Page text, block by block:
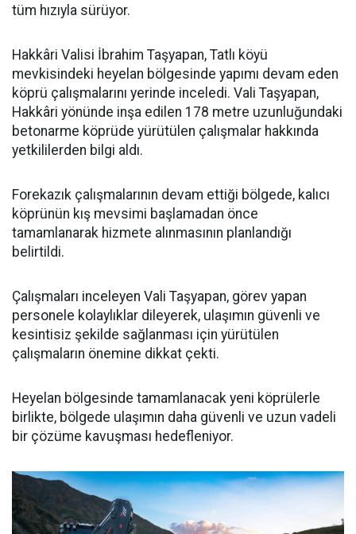
tüm hızıyla sürüyor.
Hakkâri Valisi İbrahim Taşyapan, Tatlı köyü
mevkisindeki heyelan bölgesinde yapımı devam eden
köprü çalışmalarını yerinde inceledi. Vali Taşyapan,
Hakkâri yönünde inşa edilen 178 metre uzunluğundaki
betonarme köprüde yürütülen çalışmalar hakkında
yetkililerden bilgi aldı.
Forekazık çalışmalarının devam ettiği bölgede, kalıcı
köprünün kış mevsimi başlamadan önce
tamamlanarak hizmete alınmasının planlandığı
belirtildi.
Çalışmaları inceleyen Vali Taşyapan, görev yapan
personele kolaylıklar dileyerek, ulaşımın güvenli ve
kesintisiz şekilde sağlanması için yürütülen
çalışmaların önemine dikkat çekti.
Heyelan bölgesinde tamamlanacak yeni köprülerle
birlikte, bölgede ulaşımın daha güvenli ve uzun vadeli
bir çözüme kavuşması hedefleniyor.